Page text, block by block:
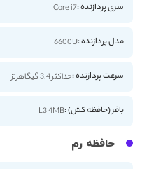
سری پردازنده :Core i7
مدل پردازنده :6600U
سرعت پردازنده :حداکثر 3.4 گیگاهرتز
بافر (حافظه کش) :L3 4MB
حافظه رم